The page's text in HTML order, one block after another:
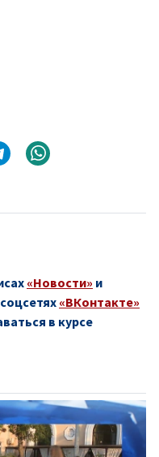
«Новости» и
«ВКонтакте»
в курсе